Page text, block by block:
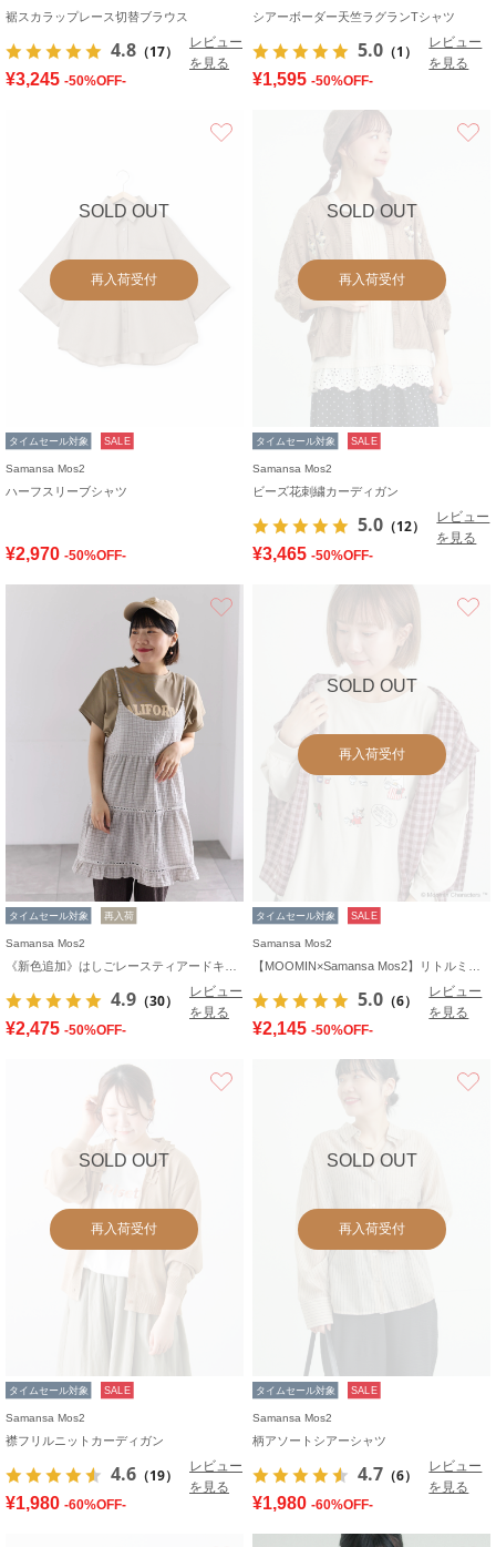
裾スカラップレース切替ブラウス
4.8 （17）
レビュー
を見る
¥3,245 -50%OFF-
シアーボーダー天竺ラグランTシャツ
5.0 （1）
レビュー
を見る
¥1,595 -50%OFF-
SOLD OUT
再入荷受付
タイムセール対象 SALE
Samansa Mos2
ハーフスリーブシャツ
¥2,970 -50%OFF-
SOLD OUT
再入荷受付
タイムセール対象 SALE
Samansa Mos2
ビーズ花刺繍カーディガン
5.0 （12）
レビュー
を見る
¥3,465 -50%OFF-
タイムセール対象 再入荷
Samansa Mos2
4.9 （30）
レビュー
を見る
¥2,475 -50%OFF-
SOLD OUT
再入荷受付
タイムセール対象 SALE
Samansa Mos2
5.0 （6）
レビュー
を見る
¥2,145 -50%OFF-
SOLD OUT
再入荷受付
タイムセール対象 SALE
Samansa Mos2
襟フリルニットカーディガン
4.6 （19）
レビュー
を見る
¥1,980 -60%OFF-
SOLD OUT
再入荷受付
タイムセール対象 SALE
Samansa Mos2
柄アソートシアーシャツ
4.7 （6）
レビュー
を見る
¥1,980 -60%OFF-